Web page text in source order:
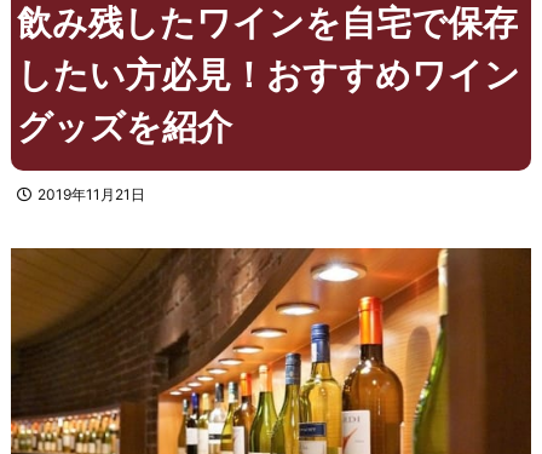
飲み残したワインを自宅で保存
したい方必見！おすすめワイン
グッズを紹介
2019年11月21日